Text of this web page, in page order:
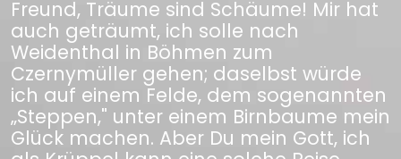
Freund, Träume sind Schäume! Mir hat
auch geträumt, ich solle nach
Weidenthal in Böhmen zum
Czernymüller gehen; daselbst würde
ich auf einem Felde, dem sogenannten
„Steppen," unter einem Birnbaume mein
Glück machen. Aber Du mein Gott, ich